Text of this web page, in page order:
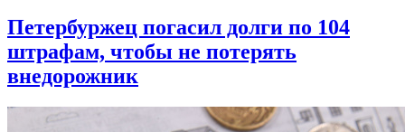
Петербуржец погасил долги по 104
штрафам, чтобы не потерять
внедорожник